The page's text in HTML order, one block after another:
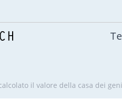
il valore della casa dei